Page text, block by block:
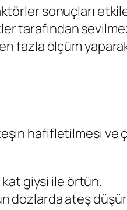
sonuçları
tarafından
fazla ölçüm
hafifletilmesi ve
giysi ile örtün.
dozlarda ateş